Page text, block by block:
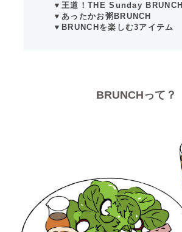
▼王道！THE Sunday BRUNCH
▼あったかお粥BRUNCH
▼BRUNCHを楽しむ3アイテム
BRUNCHって？